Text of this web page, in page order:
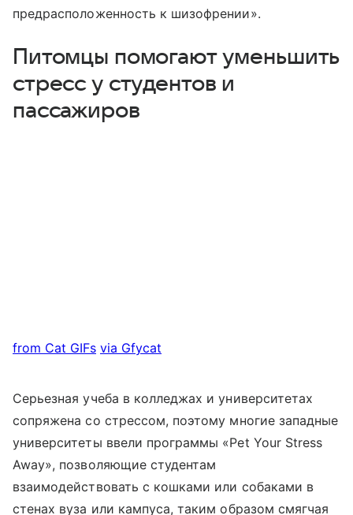
предрасположенность к шизофрении».
Питомцы помогают уменьшить
стресс у студентов и
пассажиров
from Cat GIFs via Gfycat
Серьезная учеба в колледжах и университетах
сопряжена со стрессом, поэтому многие западные
университеты ввели программы «Pet Your Stress
Away», позволяющие студентам
взаимодействовать с кошками или собаками в
стенах вуза или кампуса, таким образом смягчая